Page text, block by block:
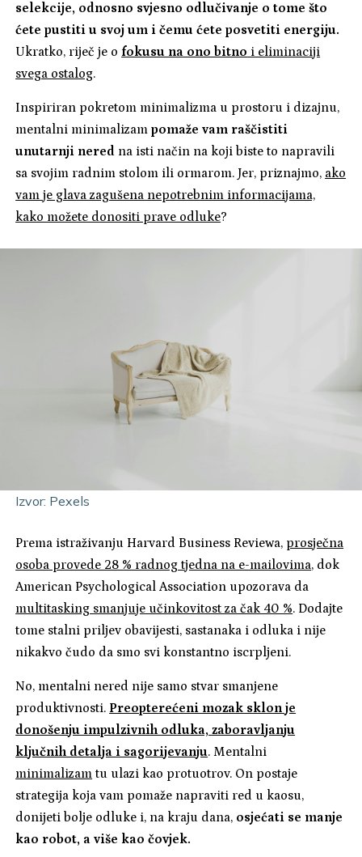
selekcije, odnosno svjesno odlučivanje o tome što
ćete pustiti u svoj um i čemu ćete posvetiti energiju.
Ukratko, riječ je o fokusu na ono bitno i eliminaciji
svega ostalog.
Inspiriran pokretom minimalizma u prostoru i dizajnu,
mentalni minimalizampomaže vam raščistiti
unutarnji nered na isti način na koji biste to napravili
sa svojim radnim stolom ili ormarom. Jer, priznajmo, ako
vam je glava zagušena nepotrebnim informacijama,
kako možete donositi prave odluke?
Izvor: Pexels
Prema istraživanju Harvard Business Reviewa, prosječna
osoba provede 28 % radnog tjedna na e-mailovima, dok
American Psychological Association upozorava da
multitasking smanjuje učinkovitost za čak 40 %. Dodajte
tome stalni priljev obavijesti, sastanaka i odluka i nije
nikakvo čudo da smo svi konstantno iscrpljeni.
No, mentalni nered nije samo stvar smanjene
produktivnosti. Preopterećeni mozak sklon je
donošenju impulzivnih odluka, zaboravljanju
ključnih detalja i sagorijevanju. Mentalni
minimalizam tu ulazi kao protuotrov. On postaje
strategija koja vam pomaže napraviti red u kaosu,
donijeti bolje odluke i, na kraju dana, osjećati se manje
kao robot, a više kao čovjek.